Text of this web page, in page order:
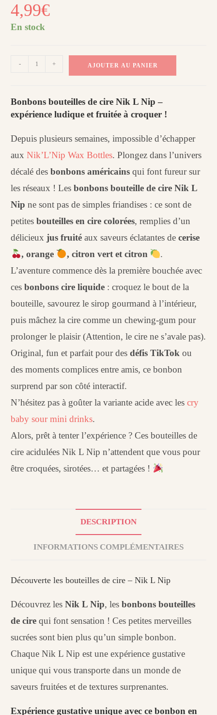
4,99€
En stock
bouteille
de
cire
-
Nik
- + AJOUTER AU PANIER
Bonbons bouteilles de cire Nik L Nip –
expérience ludique et fruitée à croquer !
Depuis plusieurs semaines, impossible d’échapper
auxNik’L’Nip Wax Bottles. Plongez dans l’univers
décalé desbonbons américains qui font fureur sur
les réseaux ! Lesbonbons bouteille de cire Nik L
Nip ne sont pas de simples friandises : ce sont de
petitesbouteilles en cire colorées, remplies d’un
délicieux jus fruité aux saveurs éclatantes decerise
, orange
, citron vert et citron
.
L’aventure commence dès la première bouchée avec
cesbonbons cire liquide : croquez le bout de la
bouteille, savourez le sirop gourmand à l’intérieur,
puis mâchez la cire comme un chewing-gum pour
prolonger le plaisir (Attention, le cire ne s’avale pas).
Original, fun et parfait pour desdéfis TikTok ou
des moments complices entre amis, ce bonbon
surprend par son côté interactif.
N’hésitez pas à goûter la variante acide avec lescry
baby sour mini drinks.
Alors, prêt à tenter l’expérience ? Ces bouteilles de
cire acidulées Nik L Nip n’attendent que vous pour
être croquées, sirotées… et partagées !
DESCRIPTION
INFORMATIONS COMPLÉMENTAIRES
Découverte les bouteilles de cire – Nik L Nip
Découvrez lesNik L Nip, lesbonbons bouteilles
de cire qui font sensation ! Ces petites merveilles
sucrées sont bien plus qu’un simple bonbon.
Chaque Nik L Nip est une expérience gustative
unique qui vous transporte dans un monde de
saveurs fruitées et de textures surprenantes.
Expérience gustative unique avec ce bonbon en